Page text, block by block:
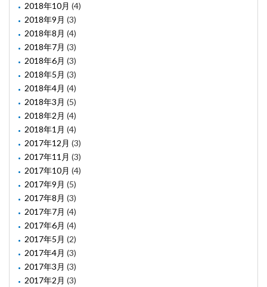
2018年10月 (4)
2018年9月 (3)
2018年8月 (4)
2018年7月 (3)
2018年6月 (3)
2018年5月 (3)
2018年4月 (4)
2018年3月 (5)
2018年2月 (4)
2018年1月 (4)
2017年12月 (3)
2017年11月 (3)
2017年10月 (4)
2017年9月 (5)
2017年8月 (3)
2017年7月 (4)
2017年6月 (4)
2017年5月 (2)
2017年4月 (3)
2017年3月 (3)
2017年2月 (3)